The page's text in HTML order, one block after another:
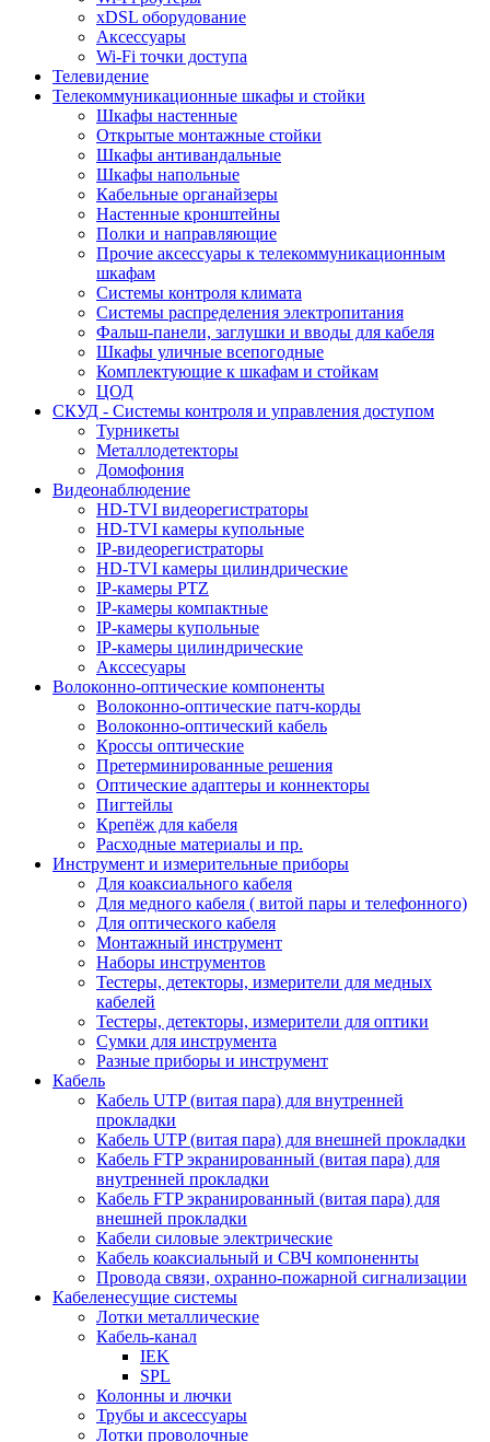
xDSL оборудование
Аксессуары
Wi-Fi точки доступа
Телевидение
Телекоммуникационные шкафы и стойки
Шкафы настенные
Открытые монтажные стойки
Шкафы антивандальные
Шкафы напольные
Кабельные органайзеры
Настенные кронштейны
Полки и направляющие
Прочие аксессуары к телекоммуникационным
шкафам
Системы контроля климата
Системы распределения электропитания
Фальш-панели, заглушки и вводы для кабеля
Шкафы уличные всепогодные
Комплектующие к шкафам и стойкам
ЦОД
СКУД - Системы контроля и управления доступом
Турникеты
Металлодетекторы
Домофония
Видеонаблюдение
HD-TVI видеорегистраторы
HD-TVI камеры купольные
IP-видеорегистраторы
HD-TVI камеры цилиндрические
IP-камеры PTZ
IP-камеры компактные
IP-камеры купольные
IP-камеры цилиндрические
Акссесуары
Волоконно-оптические компоненты
Волоконно-оптические патч-корды
Волоконно-оптический кабель
Кроссы оптические
Претерминированные решения
Оптические адаптеры и коннекторы
Пигтейлы
Крепёж для кабеля
Расходные материалы и пр.
Инструмент и измерительные приборы
Для коаксиального кабеля
Для медного кабеля ( витой пары и телефонного)
Для оптического кабеля
Монтажный инструмент
Наборы инструментов
Тестеры, детекторы, измерители для медных
кабелей
Тестеры, детекторы, измерители для оптики
Сумки для инструмента
Разные приборы и инструмент
Кабель
Кабель UTP (витая пара) для внутренней
прокладки
Кабель UTP (витая пара) для внешней прокладки
Кабель FTP экранированный (витая пара) для
внутренней прокладки
Кабель FTP экранированный (витая пара) для
внешней прокладки
Кабели силовые электрические
Кабель коаксиальный и СВЧ компоненнты
Провода связи, охранно-пожарной сигнализации
Кабеленесущие системы
Лотки металлические
Кабель-канал
IEK
SPL
Колонны и лючки
Трубы и аксессуары
Лотки проволочные